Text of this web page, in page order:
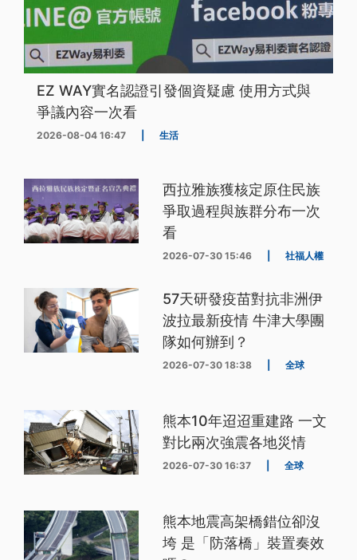
EZ WAY實名認證引發個資疑慮 使用方式與
爭議內容一次看
2026-08-04 16:47 生活
西拉雅族獲核定原住民族
爭取過程與族群分布一次
看
2026-07-30 15:46 社福人權
57天研發疫苗對抗非洲伊
波拉最新疫情 牛津大學團
隊如何辦到？
2026-07-30 18:38 全球
熊本10年迢迢重建路 一文
對比兩次強震各地災情
2026-07-30 16:37 全球
熊本地震高架橋錯位卻沒
垮 是「防落橋」裝置奏效